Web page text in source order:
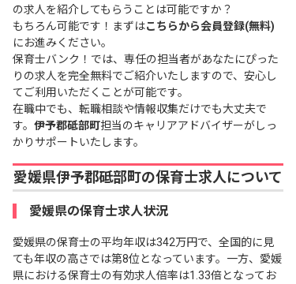
の求人を紹介してもらうことは可能ですか？
もちろん可能です！まずはこちらから会員登録(無料)
にお進みください。
保育士バンク！では、専任の担当者があなたにぴった
りの求人を完全無料でご紹介いたしますので、安心し
てご利用いただくことが可能です。
在職中でも、転職相談や情報収集だけでも大丈夫で
す。 伊予郡砥部町担当のキャリアアドバイザーがしっ
かりサポートいたします。
愛媛県伊予郡砥部町の保育士求人について
愛媛県の保育士求人状況
愛媛県の保育士の平均年収は342万円で、全国的に見
ても年収の高さでは第8位となっています。一方、愛媛
県における保育士の有効求人倍率は1.33倍となってお